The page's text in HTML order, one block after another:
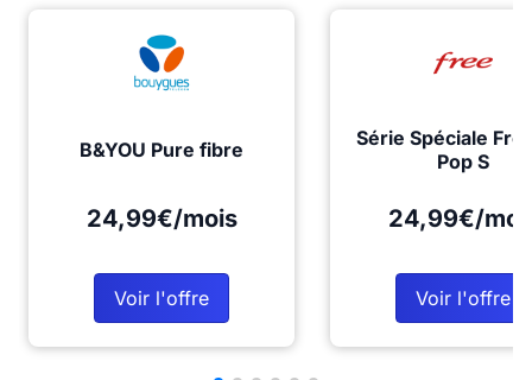
B&YOU Pure fibre
24,99€/mois
Voir l'offre
Série Spéciale
Pop S
24,99€/
Voir l'offre